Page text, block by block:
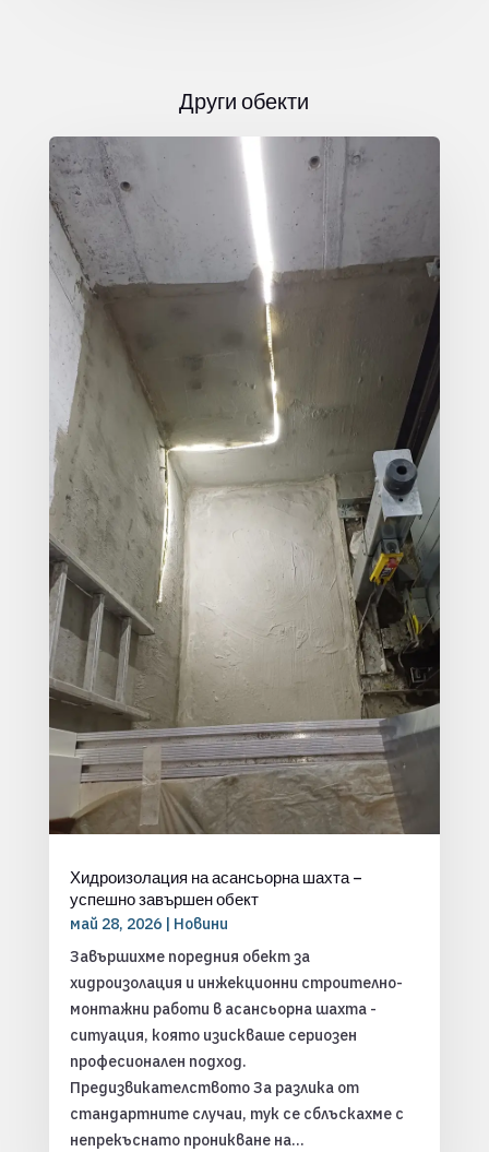
Други обекти
Хидроизолация на асансьорна шахта –
успешно завършен обект
май 28, 2026| Новини
Завършихме поредния обект за
хидроизолация и инжекционни строително-
монтажни работи в асансьорна шахта -
ситуация, която изискваше сериозен
професионален подход.
Предизвикателството За разлика от
стандартните случаи, тук се сблъскахме с
непрекъснато проникване на...